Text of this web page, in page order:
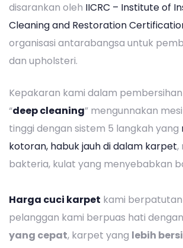
disarankan oleh IICRC – Institute of
Cleaning and Restoration
organisasi antarabangsa untuk
dan upholsteri.
Kepakaran kami dalam
“deep cleaning” mengunnakan
tinggi dengan sistem 5 langkah yang
kotoran, habuk jauh di dalam karpet,
bakteria, kulat yang menyebabkan
Harga cuci karpet kami
pelanggan kami berpuas hati dengan
yang cepat, karpet yang lebih